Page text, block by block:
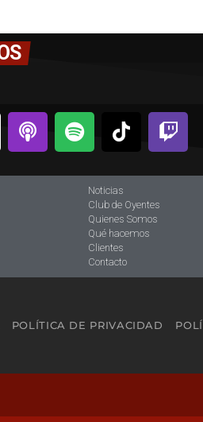
Noticias
Club de Oyentes
Quienes Somos
Qué hacemos
Clientes
Contacto
POLÍTICA DE PRIVACIDAD